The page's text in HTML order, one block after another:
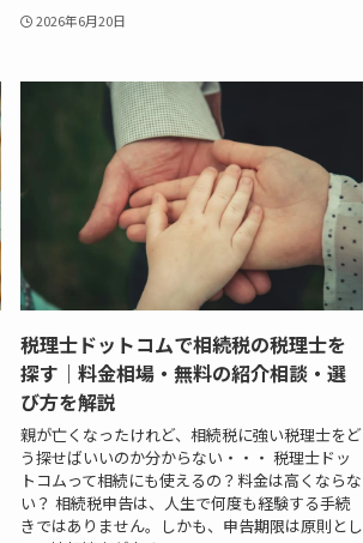
2026年6月20日
税理士ドットコムで相続税の税理士を
探す｜料金相場・無料の紹介相談・選
び方を解説
親が亡くなったけれど、相続税に強い税理士をど
う探せばいいのか分からない・・・ 税理士ドッ
トコムって相続にも使えるの？料金は高くならな
い？ 相続税申告は、人生で何度も経験する手続
きではありません。しかも、申告期限は原則とし